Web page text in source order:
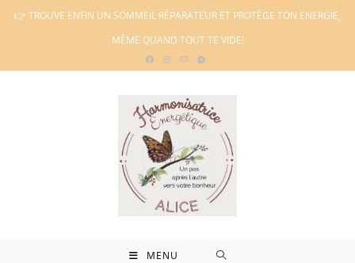
Skip👉 TROUVE ENFIN UN SOMMEIL RÉPARATEUR ET PROTÈGE TON ENERGIE,
MÊME QUAND TOUT TE VIDE!
MENU